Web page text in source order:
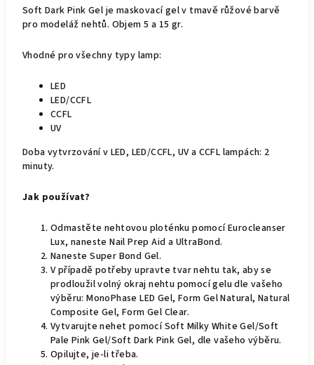
Soft Dark Pink Gel je maskovací gel v tmavě růžové barvě
pro modeláž nehtů. Objem 5 a 15 gr.
Vhodné pro všechny typy lamp:
LED
LED/CCFL
CCFL
UV
Doba vytvrzování v LED, LED/CCFL, UV a CCFL lampách: 2
minuty.
Jak používat?
Odmastěte nehtovou ploténku pomocí Eurocleanser
Lux, naneste Nail Prep Aid a UltraBond.
Naneste Super Bond Gel.
V případě potřeby upravte tvar nehtu tak, aby se
prodloužil volný okraj nehtu pomocí gelu dle vašeho
výběru: MonoPhase LED Gel, Form Gel Natural, Natural
Composite Gel, Form Gel Clear.
Vytvarujte nehet pomocí Soft Milky White Gel/Soft
Pale Pink Gel/Soft Dark Pink Gel, dle vašeho výběru.
Opilujte, je-li třeba.